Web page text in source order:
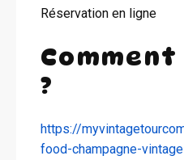
Réservation en ligne
?
https://
food-champagne-